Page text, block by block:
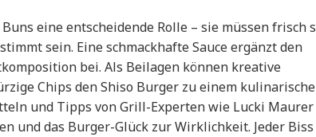
eine entscheidende Rolle – sie müssen frisch
sein. Eine schmackhafte Sauce ergänzt den
bei. Als Beilagen können kreative
Chips den Shiso Burger zu einem
und Tipps von Grill-Experten wie Lucki
und das Burger-Glück zur Wirklichkeit. Jeder Biss